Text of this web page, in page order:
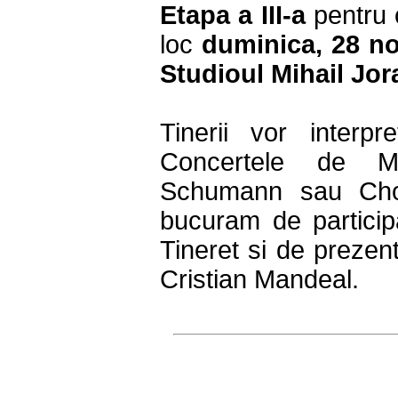
Etapa a III-apentru
loc duminica, 28
Studioul Mihail
Tinerii vor
Concertele de
Schumann sau
bucuram de
Tineret si de
Cristian Mandeal.